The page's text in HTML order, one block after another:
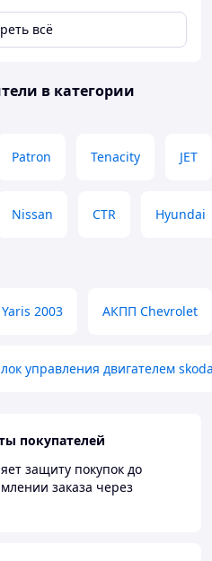
всё
в категории
Patron Tenacity JET
Nissan CTR Hyundai
2003 АКПП Chevrolet
управления двигателем
покупателей
защиту покупок до
заказа через